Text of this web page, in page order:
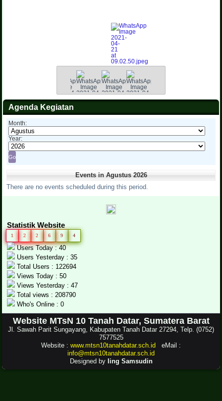
Agenda Kegiatan
Month:
Year:
Events in Agustus 2026
There are no events scheduled during this period.
Statistik Website
1 2 2 6 9 4
Users Today : 40
Users Yesterday : 35
Total Users : 122694
Views Today : 50
Views Yesterday : 47
Total views : 208790
Who's Online : 0
Website MTsN 10 Tanah Datar, Sumatera Barat
Jl. Sawah Parit Sungayang, Kabupaten Tanah Datar 27294, Telp. (0752)
7577525
Website : www.mtsn10tanahdatar.sch.id eMail :
info@mtsn10tanahdatar.sch.id
Designed by Iing Samsudin